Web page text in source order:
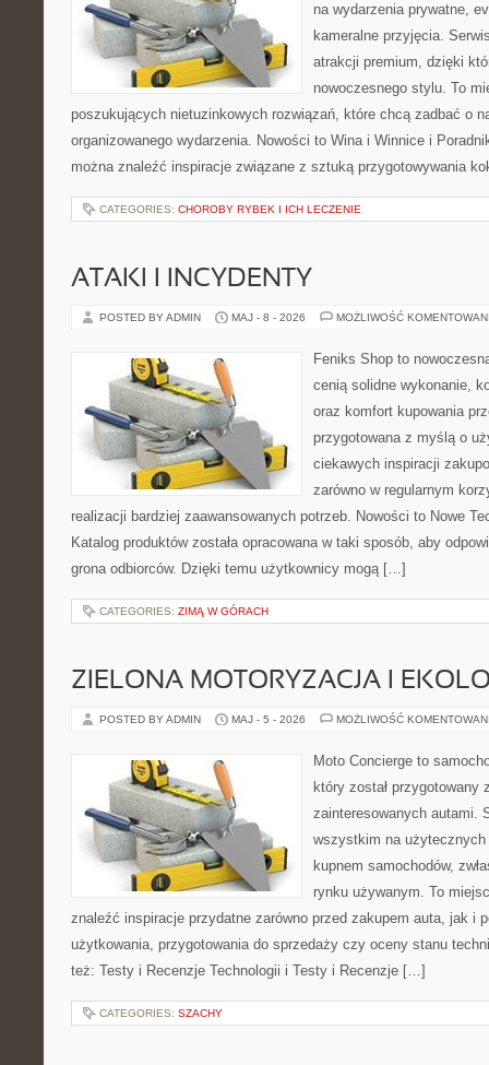
na wydarzenia prywatne,
kameralne przyjęcia.
atrakcji premium, dzięki
nowoczesnego stylu. To
poszukujących nietuzinkowych rozwiązań, które chcą zadbać o
organizowanego wydarzenia. Nowości to Wina i Winnice i
można znaleźć inspiracje związane z sztuką przygotowywania
CATEGORIES: CHOROBY RYBEK I ICH LECZENIE
ATAKI I INCYDENTY
POSTED BY ADMIN MAJ - 8 - 2026 MOŻLIWOŚĆ
Feniks Shop to
cenią solidne wykonanie,
oraz komfort kupowania
przygotowana z myślą o
ciekawych inspiracji
zarówno w regularnym
realizacji bardziej zaawansowanych potrzeb. Nowości to Nowe
Katalog produktów została opracowana w taki sposób, aby
grona odbiorców. Dzięki temu użytkownicy mogą […]
CATEGORIES: ZIMĄ W GÓRACH
ZIELONA MOTORYZACJA I
POSTED BY ADMIN MAJ - 5 - 2026 MOŻLIWOŚĆ
Moto Concierge to
który został przygotowany
zainteresowanych autami.
wszystkim na
kupnem samochodów,
rynku używanym. To
znaleźć inspiracje przydatne zarówno przed zakupem auta, jak i
użytkowania, przygotowania do sprzedaży czy oceny stanu
też: Testy i Recenzje Technologii i Testy i Recenzje […]
CATEGORIES: SZACHY